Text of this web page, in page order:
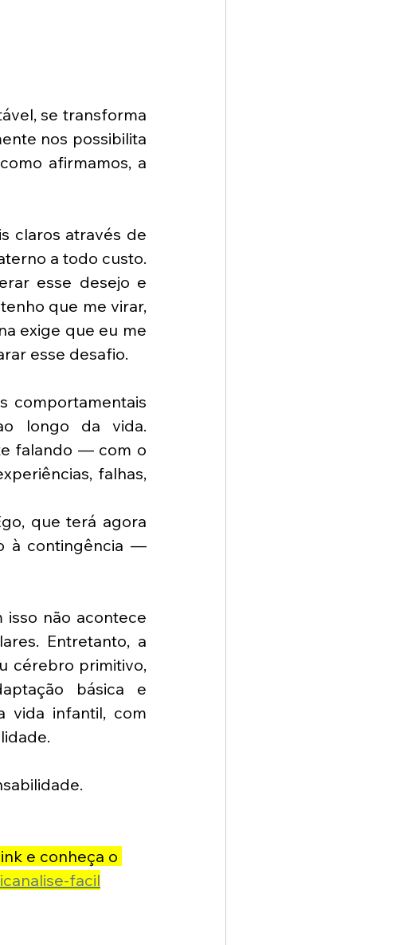
se transforma
nos possibilita
afirmamos, a
claros através de
a todo custo.
esse desejo e
que me virar,
exige que eu me
esse desafio.
comportamentais
longo da vida.
falando — com o
falhas,
que terá agora
à contingência —
isso não acontece
Entretanto, a
cérebro primitivo,
básica e
vida infantil, com
e conheça o
facil